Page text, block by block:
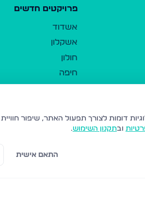
פרויקטים חדשים
אשדוד
אשקלון
חולון
חיפה
נהריה
עמנואל
ובתקנון השימוש.
התאם אישית